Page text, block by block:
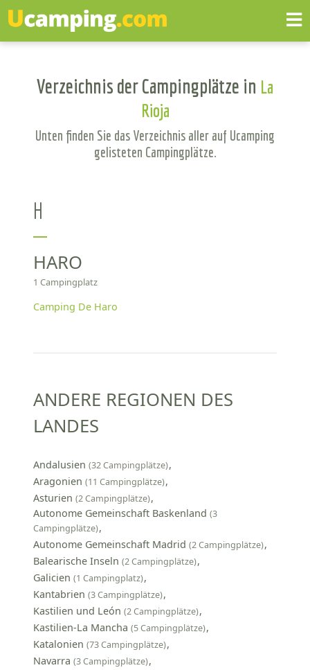
Verzeichnis der Campingplätze in La
Rioja
Unten finden Sie das Verzeichnis aller auf Ucamping
gelisteten Campingplätze.
H
HARO
1 Campingplatz
Camping De Haro
ANDERE REGIONEN DES
LANDES
Andalusien (32 Campingplätze)
Aragonien (11 Campingplätze)
Asturien (2 Campingplätze)
Autonome Gemeinschaft Baskenland (3
Campingplätze)
Autonome Gemeinschaft Madrid (2 Campingplätze)
Balearische Inseln (2 Campingplätze)
Galicien (1 Campingplatz)
Kantabrien (3 Campingplätze)
Kastilien und León (2 Campingplätze)
Kastilien-La Mancha (5 Campingplätze)
Katalonien (73 Campingplätze)
Navarra (3 Campingplätze)